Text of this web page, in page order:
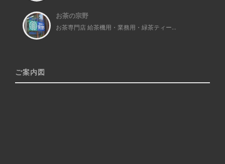
お茶の宗野
お茶専門店 給茶機用・業務用・緑茶ティー...
ご案内図